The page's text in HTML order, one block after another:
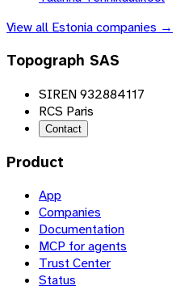
View all Estoniacompanies →
Topograph SAS
SIREN 932884117
RCS Paris
Contact
Product
App
Companies
Documentation
MCP for agents
Trust Center
Status